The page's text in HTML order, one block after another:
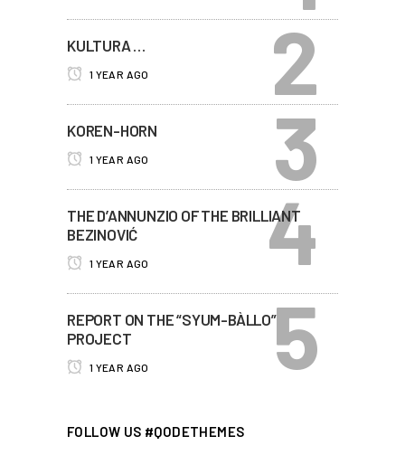
KULTURA …
1 YEAR AGO
KOREN-HORN
1 YEAR AGO
THE D’ANNUNZIO OF THE BRILLIANT
BEZINOVIĆ
1 YEAR AGO
REPORT ON THE “SYUM-BÀLLO”
PROJECT
1 YEAR AGO
FOLLOW US #QODETHEMES